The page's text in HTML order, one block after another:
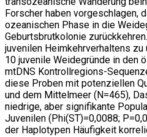
Forscher haben vorgeschlagen,
ozeanischen Phase in die
Geburtsbrutkolonie
juvenilen Heimkehrverhaltens
10 juvenile Weidegründe in den
mtDNS Kontrollregions-
diese Proben mit potenziellen
und dem Mittelmeer (N=465),
niedrige, aber signifikante
Juvenilen (Phi(ST)=0,0088;
der Haplotypen Häufigkeit